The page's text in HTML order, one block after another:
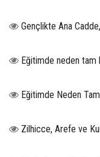
Gençlikte Ana
Eğitimde neden tam
Eğitimde Neden
Zilhicce, Arefe ve